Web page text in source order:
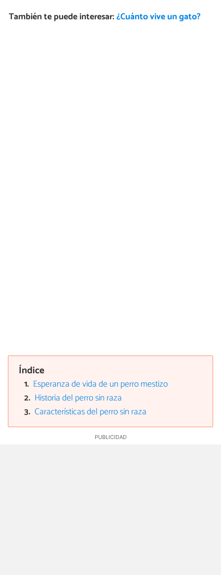
También te puede interesar:¿Cuánto vive un gato?
Índice
Esperanza de vida de un perro mestizo
Historia del perro sin raza
Características del perro sin raza